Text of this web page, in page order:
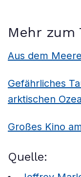
Mehr zum
Aus dem
Gefährliches
arktischen
Großes Kino
Quelle: